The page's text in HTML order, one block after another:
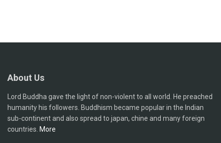
About Us
Lord Buddha gave the light of non-violent to all world. He preached
humanity his followers. Buddhism became popular in the Indian
sub-continent and also spread to japan, chine and many foreign
countries. More